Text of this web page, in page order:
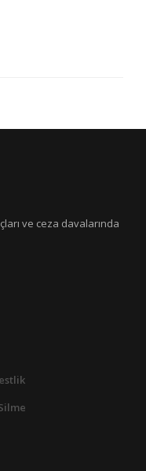
ve ceza davalarında